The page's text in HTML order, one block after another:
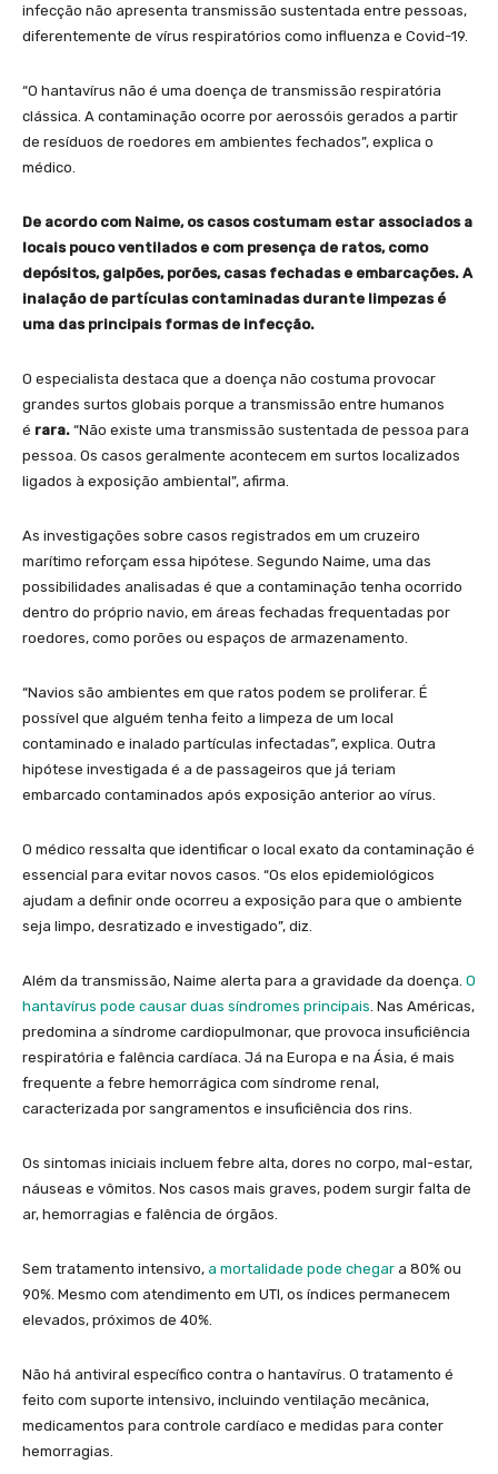
infecção não apresenta transmissão sustentada entre pessoas,
diferentemente de vírus respiratórios como influenza e Covid-19.
“O hantavírus não é uma doença de transmissão respiratória
clássica. A contaminação ocorre por aerossóis gerados a partir
de resíduos de roedores em ambientes fechados”, explica o
médico.
De acordo com Naime, os casos costumam estar associados a
locais pouco ventilados e com presença de ratos, como
depósitos, galpões, porões, casas fechadas e embarcações. A
inalação de partículas contaminadas durante limpezas é
uma das principais formas de infecção.
O especialista destaca que a doença não costuma provocar
grandes surtos globais porque a transmissão entre humanos
é rara. “Não existe uma transmissão sustentada de pessoa para
pessoa. Os casos geralmente acontecem em surtos localizados
ligados à exposição ambiental”, afirma.
As investigações sobre casos registrados em um cruzeiro
marítimo reforçam essa hipótese. Segundo Naime, uma das
possibilidades analisadas é que a contaminação tenha ocorrido
dentro do próprio navio, em áreas fechadas frequentadas por
roedores, como porões ou espaços de armazenamento.
“Navios são ambientes em que ratos podem se proliferar. É
possível que alguém tenha feito a limpeza de um local
contaminado e inalado partículas infectadas”, explica. Outra
hipótese investigada é a de passageiros que já teriam
embarcado contaminados após exposição anterior ao vírus.
O médico ressalta que identificar o local exato da contaminação é
essencial para evitar novos casos. “Os elos epidemiológicos
ajudam a definir onde ocorreu a exposição para que o ambiente
seja limpo, desratizado e investigado”, diz.
Além da transmissão, Naime alerta para a gravidade da doença. O
hantavírus pode causar duas síndromes principais . Nas Américas,
predomina a síndrome cardiopulmonar, que provoca insuficiência
respiratória e falência cardíaca. Já na Europa e na Ásia, é mais
frequente a febre hemorrágica com síndrome renal,
caracterizada por sangramentos e insuficiência dos rins.
Os sintomas iniciais incluem febre alta, dores no corpo, mal-estar,
náuseas e vômitos. Nos casos mais graves, podem surgir falta de
ar, hemorragias e falência de órgãos.
Sem tratamento intensivo, a mortalidade pode chegar a 80% ou
90%. Mesmo com atendimento em UTI, os índices permanecem
elevados, próximos de 40%.
Não há antiviral específico contra o hantavírus. O tratamento é
feito com suporte intensivo, incluindo ventilação mecânica,
medicamentos para controle cardíaco e medidas para conter
hemorragias.